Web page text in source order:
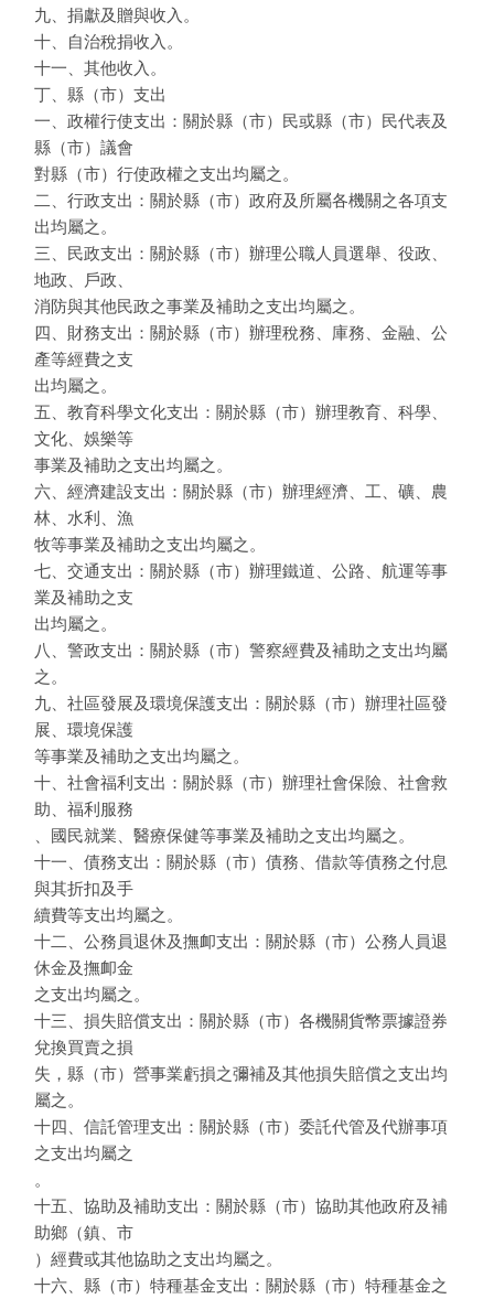
九、捐獻及贈與收入。
十、自治稅捐收入。
十一、其他收入。
丁、縣（市）支出
一、政權行使支出：關於縣（市）民或縣（市）民代表及
縣（市）議會
對縣（市）行使政權之支出均屬之。
二、行政支出：關於縣（市）政府及所屬各機關之各項支
出均屬之。
三、民政支出：關於縣（市）辦理公職人員選舉、役政、
地政、戶政、
消防與其他民政之事業及補助之支出均屬之。
四、財務支出：關於縣（市）辦理稅務、庫務、金融、公
產等經費之支
出均屬之。
五、教育科學文化支出：關於縣（市）辦理教育、科學、
文化、娛樂等
事業及補助之支出均屬之。
六、經濟建設支出：關於縣（市）辦理經濟、工、礦、農
林、水利、漁
牧等事業及補助之支出均屬之。
七、交通支出：關於縣（市）辦理鐵道、公路、航運等事
業及補助之支
出均屬之。
八、警政支出：關於縣（市）警察經費及補助之支出均屬
之。
九、社區發展及環境保護支出：關於縣（市）辦理社區發
展、環境保護
等事業及補助之支出均屬之。
十、社會福利支出：關於縣（市）辦理社會保險、社會救
助、福利服務
、國民就業、醫療保健等事業及補助之支出均屬之。
十一、債務支出：關於縣（市）債務、借款等債務之付息
與其折扣及手
續費等支出均屬之。
十二、公務員退休及撫卹支出：關於縣（市）公務人員退
休金及撫卹金
之支出均屬之。
十三、損失賠償支出：關於縣（市）各機關貨幣票據證券
兌換買賣之損
失，縣（市）營事業虧損之彌補及其他損失賠償之支出均
屬之。
十四、信託管理支出：關於縣（市）委託代管及代辦事項
之支出均屬之
。
十五、協助及補助支出：關於縣（市）協助其他政府及補
助鄉（鎮、市
）經費或其他協助之支出均屬之。
十六、縣（市）特種基金支出：關於縣（市）特種基金之